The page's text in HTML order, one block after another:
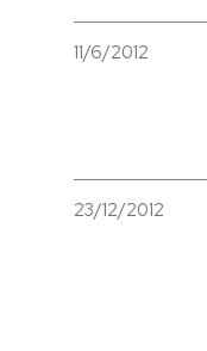
11/6/2012
23/12/2012